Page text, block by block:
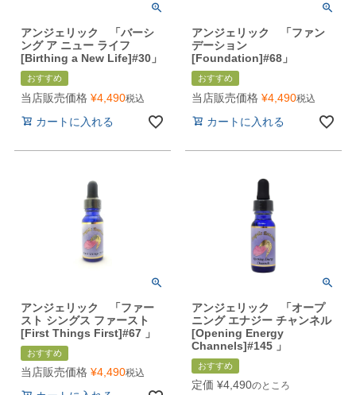
アンジェリック 「バーシ
ング ア ニュー ライフ
[Birthing a New Life]#30」
おすすめ
当店販売価格 ¥4,490税込
カートに入れる
アンジェリック 「ファン
デーション
[Foundation]#68」
おすすめ
当店販売価格 ¥4,490税込
カートに入れる
アンジェリック 「ファー
スト シングス ファースト
[First Things First]#67 」
おすすめ
当店販売価格 ¥4,490税込
アンジェリック 「オープ
ニング エナジー チャンネル
[Opening Energy
Channels]#145 」
おすすめ
定価 ¥4,490のところ